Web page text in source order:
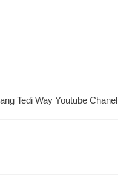
Tedi Way Youtube Chanel